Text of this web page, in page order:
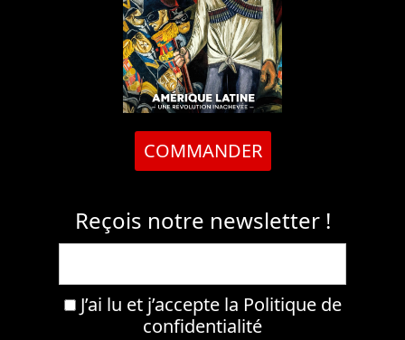
COMMANDER
Reçois notre newsletter !
J’ai lu et j’accepte la Politique de
confidentialité